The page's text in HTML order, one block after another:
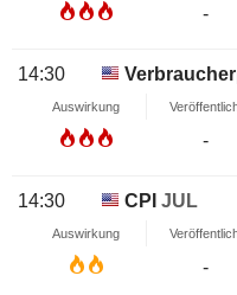
-
14:30
Auswirkung
-
14:30 CPI JUL
Auswirkung
-